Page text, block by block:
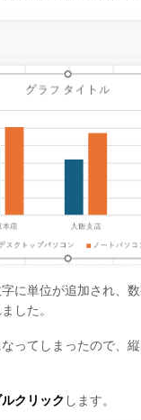
に単位が追加され、
した。
ってしまったので、
ルクリック します。